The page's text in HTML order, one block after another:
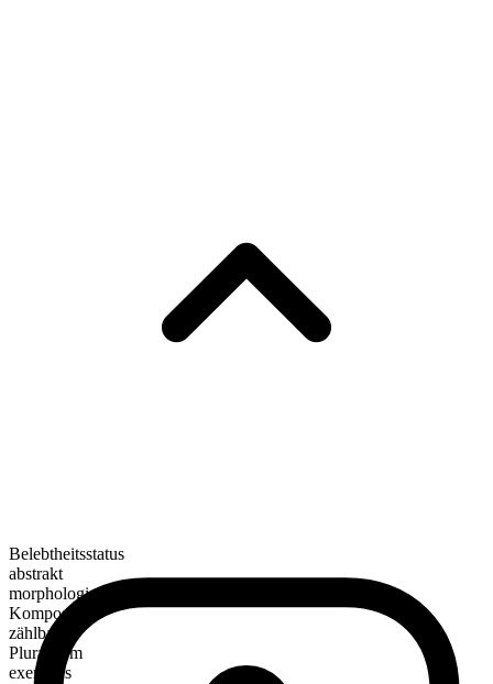
Belebtheitsstatus
abstrakt
morphologische Zusammensetzung
Kompositum
zählbar
Pluralform
exercises